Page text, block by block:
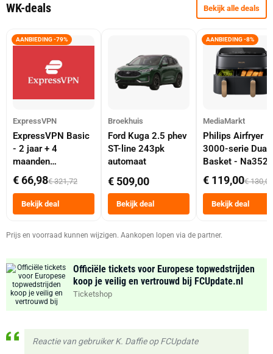
WK-deals Bekijk alle deals
AANBIEDING -79%
ExpressVPN
ExpressVPN Basic
- 2 jaar + 4
maanden
abonnement
€ 66,98€ 321,72
Bekijk deal
Broekhuis
Ford Kuga 2.5 phev
ST-line 243pk
automaat
€ 509,00
Bekijk deal
AANBIEDING -8%
MediaMarkt
Philips Airfryer
3000-serie Dual
Basket -
Dubbele Mand 9
Tot 6 Personen
Heteluchtfriteuse
Zwart
€ 119,00€ 130,00
Bekijk deal
Prijs en voorraad kunnen wijzigen. Aankopen lopen via de partner.
Officiële tickets voor Europese topwedstrijden
koop je veilig en vertrouwd bij FCUpdate.nl
Ticketshop
Reactie van gebruiker K. Daffie op FCUpdate